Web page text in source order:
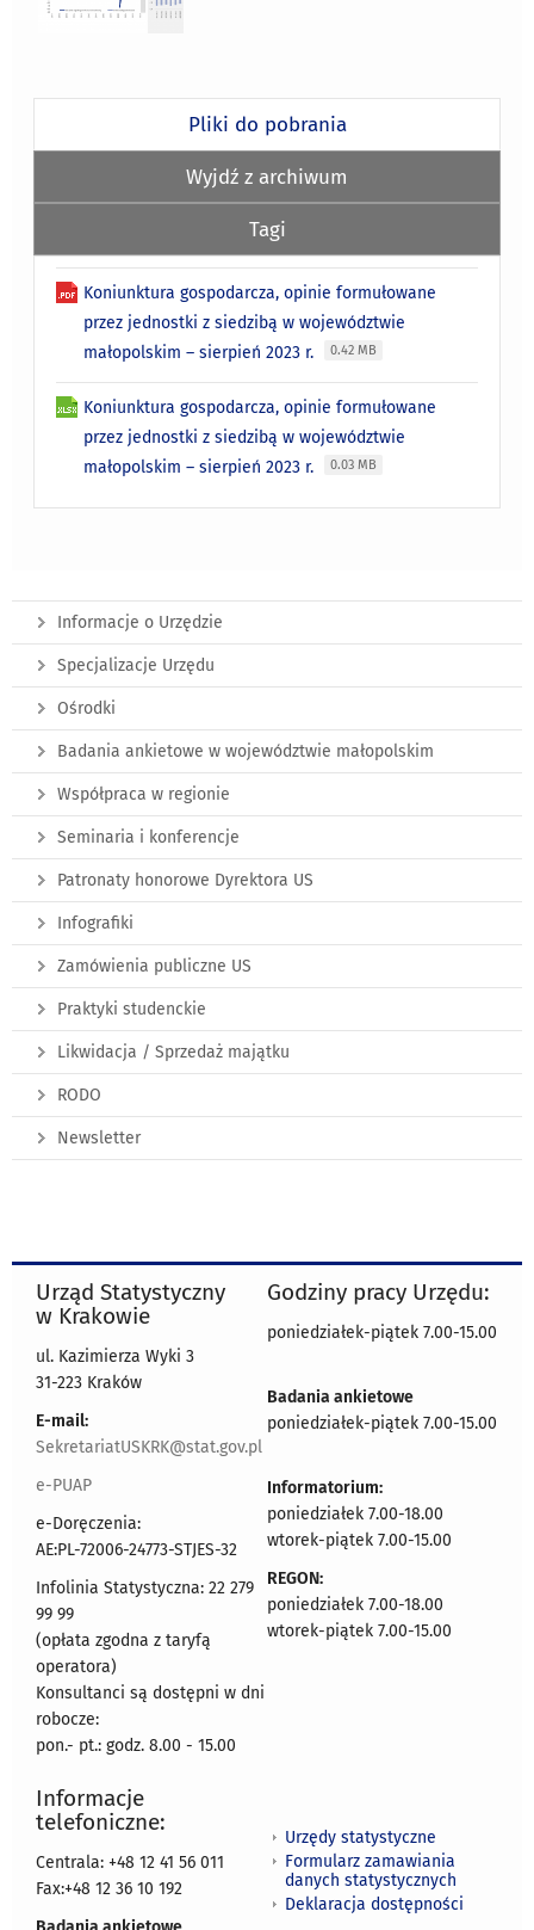
Pliki do pobrania
Wyjdź z archiwum
Tagi
Koniunktura gospodarcza, opinie formułowane
przez jednostki z siedzibą w województwie
małopolskim – sierpień 2023 r.
0.42 MB
Koniunktura gospodarcza, opinie formułowane
przez jednostki z siedzibą w województwie
małopolskim – sierpień 2023 r.
0.03 MB
Informacje o Urzędzie
Specjalizacje Urzędu
Ośrodki
Badania ankietowe w województwie małopolskim
Współpraca w regionie
Seminaria i konferencje
Patronaty honorowe Dyrektora US
Infografiki
Zamówienia publiczne US
Praktyki studenckie
Likwidacja / Sprzedaż majątku
RODO
Newsletter
Urząd Statystyczny
w Krakowie
ul. Kazimierza Wyki 3
31-223 Kraków
E-mail:
SekretariatUSKRK@stat.gov.pl
e-PUAP
e-Doręczenia:
AE:PL-72006-24773-STJES-32
Infolinia Statystyczna: 22 279
99 99
(opłata zgodna z taryfą
operatora)
Konsultanci są dostępni w dni
robocze:
pon.- pt.: godz. 8.00 - 15.00
Godziny pracy Urzędu:
poniedziałek-piątek 7.00-15.00
Badania ankietowe
poniedziałek-piątek 7.00-15.00
Informatorium:
poniedziałek 7.00-18.00
wtorek-piątek 7.00-15.00
REGON:
poniedziałek 7.00-18.00
wtorek-piątek 7.00-15.00
Informacje
telefoniczne:
Centrala: +48 12 41 56 011
Fax:+48 12 36 10 192
Urzędy statystyczne
Formularz zamawiania
danych statystycznych
Deklaracja dostępności